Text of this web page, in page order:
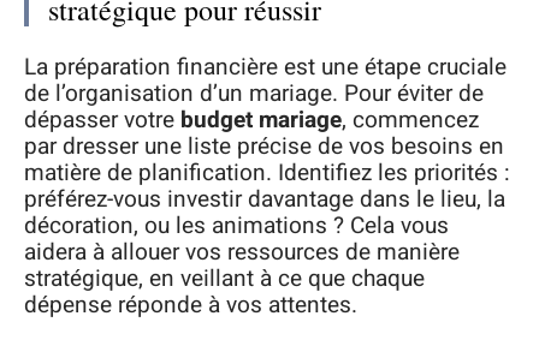
stratégique pour réussir
La préparation financière est une étape cruciale
de l’organisation d’un mariage. Pour éviter de
dépasser votre budget mariage, commencez
par dresser une liste précise de vos besoins en
matière de planification. Identifiez les priorités :
préférez-vous investir davantage dans le lieu, la
décoration, ou les animations ? Cela vous
aidera à allouer vos ressources de manière
stratégique, en veillant à ce que chaque
dépense réponde à vos attentes.